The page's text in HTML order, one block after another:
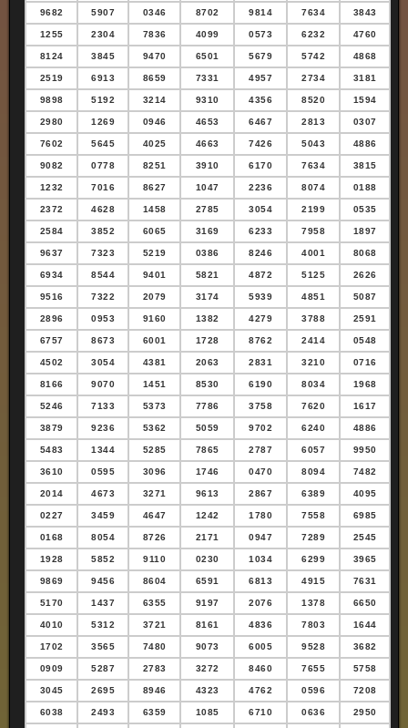
9682 5907 0346 8702 9814 7634 3843
1255 2304 7836 4099 0573 6232 4760
8124 3845 9470 6501 5679 5742 4868
2519 6913 8659 7331 4957 2734 3181
9898 5192 3214 9310 4356 8520 1594
2980 1269 0946 4653 6467 2813 0307
7602 5645 4025 4663 7426 5043 4886
9082 0778 8251 3910 6170 7634 3815
1232 7016 8627 1047 2236 8074 0188
2372 4628 1458 2785 3054 2199 0535
2584 3852 6065 3169 6233 7958 1897
9637 7323 5219 0386 8246 4001 8068
6934 8544 9401 5821 4872 5125 2626
9516 7322 2079 3174 5939 4851 5087
2896 0953 9160 1382 4279 3788 2591
6757 8673 6001 1728 8762 2414 0548
4502 3054 4381 2063 2831 3210 0716
8166 9070 1451 8530 6190 8034 1968
5246 7133 5373 7786 3758 7620 1617
3879 9236 5362 5059 9702 6240 4886
5483 1344 5285 7865 2787 6057 9950
3610 0595 3096 1746 0470 8094 7482
2014 4673 3271 9613 2867 6389 4095
0227 3459 4647 1242 1780 7558 6985
0168 8054 8726 2171 0947 7289 2545
1928 5852 9110 0230 1034 6299 3965
9869 9456 8604 6591 6813 4915 7631
5170 1437 6355 9197 2076 1378 6650
4010 5312 3721 8161 4836 7803 1644
1702 3565 7480 9073 6005 9528 3682
0909 5287 2783 3272 8460 7655 5758
3045 2695 8946 4323 4762 0596 7208
6038 2493 6359 1085 6710 0636 2950